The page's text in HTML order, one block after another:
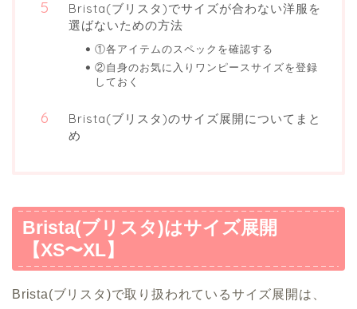
Brista(ブリスタ)でサイズが合わない洋服を
選ばないための方法
①各アイテムのスペックを確認する
②自身のお気に入りワンピースサイズを登録
しておく
Brista(ブリスタ)のサイズ展開についてまと
め
Brista(ブリスタ)はサイズ展開
【XS〜XL】
Brista(ブリスタ)で取り扱われているサイズ展開は、